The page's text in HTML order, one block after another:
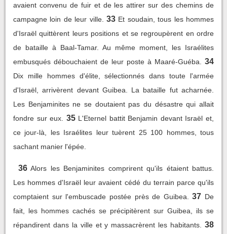
avaient convenu de fuir et de les attirer sur des chemins de
campagne loin de leur ville. 33 Et soudain, tous les hommes
d'Israël quittèrent leurs positions et se regroupèrent en ordre
de bataille à Baal-Tamar. Au même moment, les Israélites
embusqués débouchaient de leur poste à Maaré-Guéba.
34
Dix mille hommes d'élite, sélectionnés dans toute l'armée
d'Israël, arrivèrent devant Guibea. La bataille fut acharnée.
Les Benjaminites ne se doutaient pas du désastre qui allait
fondre sur eux.
35 L'Eternel battit Benjamin devant Israël et,
ce jour-là, les Israélites leur tuèrent 25 100 hommes, tous
sachant manier l'épée.
36 Alors les Benjaminites comprirent qu'ils étaient battus.
Les hommes d'Israël leur avaient cédé du terrain parce qu'ils
comptaient sur l'embuscade postée près de Guibea.
37 De
fait, les hommes cachés se précipitèrent sur Guibea, ils se
répandirent dans la ville et y massacrèrent les habitants.
38